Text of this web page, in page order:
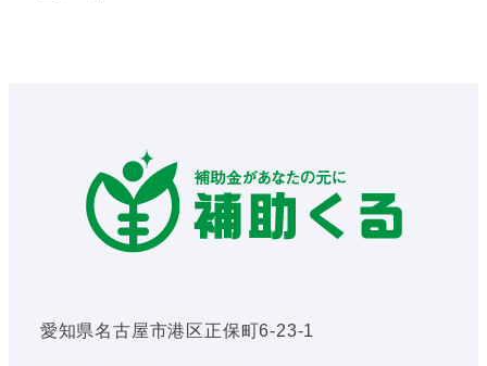
愛知県名古屋市港区正保町6-23-1